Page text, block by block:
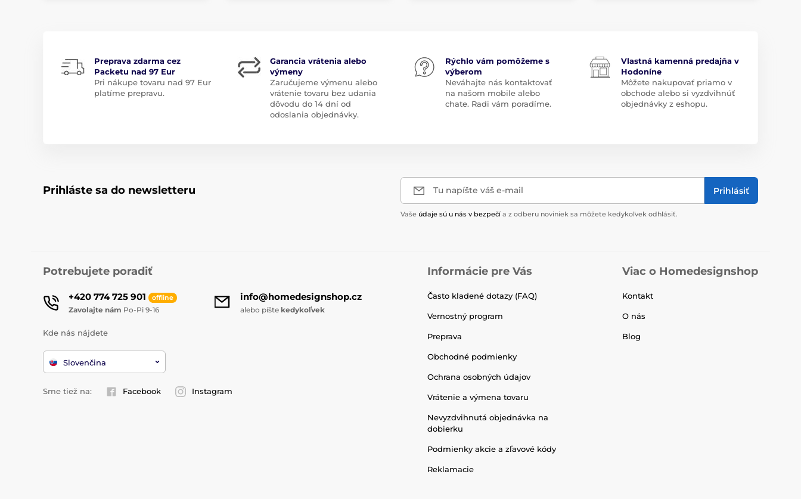
Preprava zdarma cez
Packetu nad 97 Eur
Pri nákupe tovaru nad 97 Eur
platíme prepravu.
Garancia vrátenia alebo
výmeny
Zaručujeme výmenu alebo
vrátenie tovaru bez udania
dôvodu do 14 dní od
odoslania objednávky.
Rýchlo vám pomôžeme s
výberom
Neváhajte nás kontaktovať
na našom mobile alebo
chate. Radi vám poradíme.
Vlastná kamenná predajňa v
Hodoníne
Môžete nakupovať priamo v
obchode alebo si vyzdvihnúť
objednávky z eshopu.
Prihláste sa do newsletteru Tu napíšte váš e-mail Prihlásiť
Vaše údaje sú u nás v bezpečí a z odberu noviniek sa môžete kedykoľvek odhlásiť.
Potrebujete poradiť
+420 774 725 901 offline
Zavolajte nám Po-Pi 9-16
info@homedesignshop.cz
alebo píšte kedykoľvek
Kde nás nájdete
Slovenčina
Sme tiež na: Facebook Instagram
Informácie pre Vás
Často kladené dotazy (FAQ)
Vernostný program
Preprava
Obchodné podmienky
Ochrana osobných údajov
Vrátenie a výmena tovaru
Nevyzdvihnutá objednávka na
dobierku
Podmienky akcie a zľavové kódy
Reklamacie
Viac o Homedesignshop
Kontakt
O nás
Blog